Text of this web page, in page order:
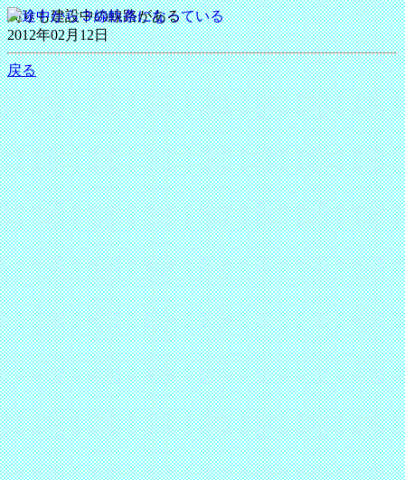
周りも建設中の線路がある
2012年02月12日
戻る